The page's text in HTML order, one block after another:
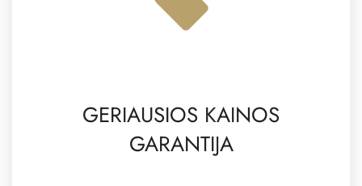
GERIAUSIOS KAINOS
GARANTIJA